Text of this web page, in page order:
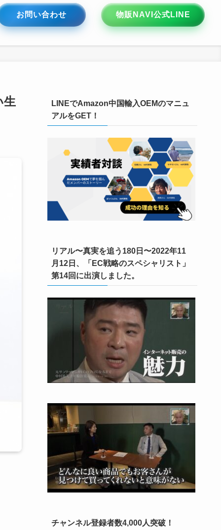
お問い合わせ 物販NAVI公式LINE
生
LINEでAmazon中国輸入OEMのマニュ
アルをGET！
リアル〜真実を追う180日〜2022年11
月12日、「EC戦略のスペシャリスト」
第14回に出演しました。
チャンネル登録者数4,000人突破！